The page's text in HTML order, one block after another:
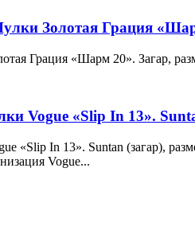
Золотая Грация
Грация «Шарм 20». Загар,
Vogue «Slip In 13».
«Slip In 13». Suntan (загар),
Vogue...